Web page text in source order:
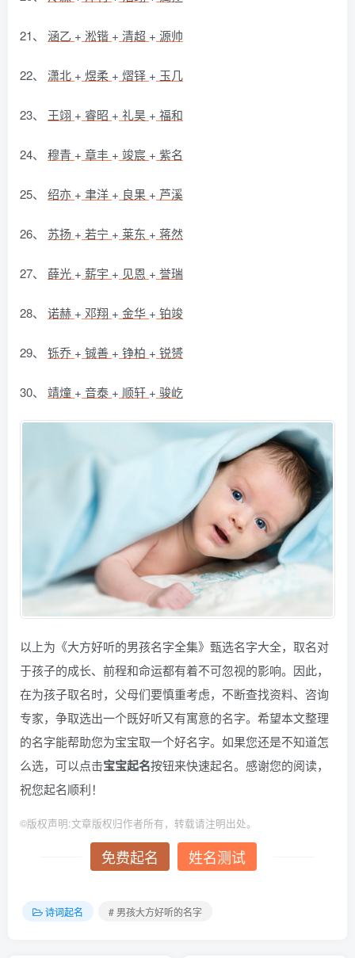
21、 涵乙 + 淞锴 + 清超 + 源帅
22、 潇北 + 煜柔 + 熠铎 + 玉几
23、 王翊 + 睿昭 + 礼昊 + 福和
24、 穆青 + 章丰 + 竣宸 + 紫名
25、 绍亦 + 聿洋 + 良果 + 芦溪
26、 苏扬 + 若宁 + 莱东 + 蒋然
27、 薛光 + 薪宇 + 见恩 + 誉瑞
28、 诺赫 + 邓翔 + 金华 + 铂竣
29、 铄乔 + 铖善 + 铮柏 + 锐赟
30、 靖燑 + 音泰 + 顺轩 + 骏屹
以上为《大方好听的男孩名字全集》甄选名字大全，取名对
于孩子的成长、前程和命运都有着不可忽视的影响。因此，
在为孩子取名时，父母们要慎重考虑，不断查找资料、咨询
专家，争取选出一个既好听又有寓意的名字。希望本文整理
的名字能帮助您为宝宝取一个好名字。如果您还是不知道怎
么选，可以点击宝宝起名按钮来快速起名。感谢您的阅读，
祝您起名顺利！
©版权声明:文章版权归作者所有，转载请注明出处。
免费起名 姓名测试
诗词起名 # 男孩大方好听的名字